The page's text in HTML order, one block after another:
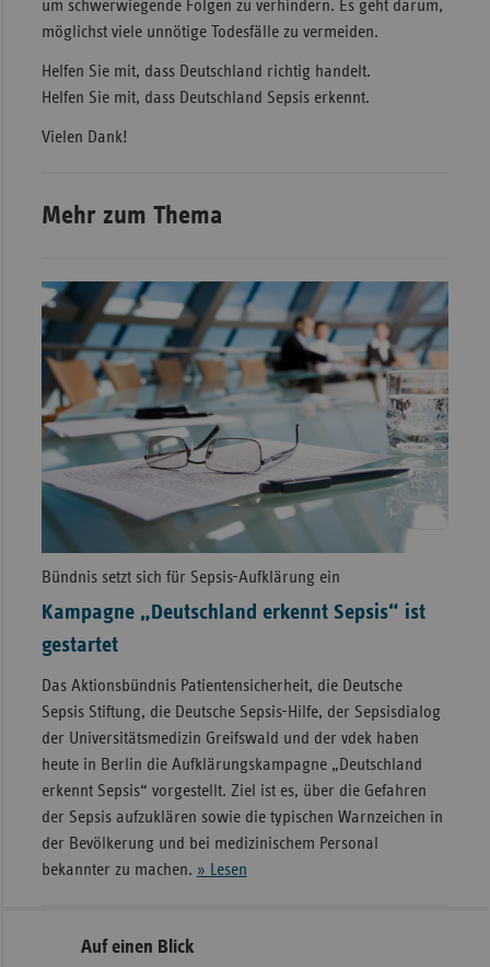
um schwerwiegende Folgen zu verhindern. Es geht darum,
möglichst viele unnötige Todesfälle zu vermeiden.
Helfen Sie mit, dass Deutschland richtig handelt.
Helfen Sie mit, dass Deutschland Sepsis erkennt.
Vielen Dank!
Mehr zum Thema
Bündnis setzt sich für Sepsis-Aufklärung ein
Kampagne „Deutschland erkennt Sepsis“ ist
gestartet
Das Aktionsbündnis Patientensicherheit, die Deutsche
Sepsis Stiftung, die Deutsche Sepsis-Hilfe, der Sepsisdialog
der Universitätsmedizin Greifswald und der vdek haben
heute in Berlin die Aufklärungskampagne „Deutschland
erkennt Sepsis“ vorgestellt. Ziel ist es, über die Gefahren
der Sepsis aufzuklären sowie die typischen Warnzeichen in
der Bevölkerung und bei medizinischem Personal
bekannter zu machen. » Lesen
Seitennavigation
SeitenleisteAuf einen Blick